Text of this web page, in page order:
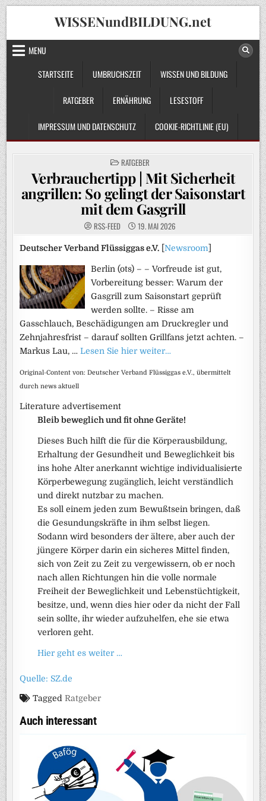
Skip
to
content
WISSENundBILDUNG.net
MENU
STARTSEITE
UMBRUCHSZEIT WISSEN UND BILDUNG
RATGEBER ERNÄHRUNG LESESTOFF
IMPRESSUM UND DATENSCHUTZ COOKIE-RICHTLINIE (EU)
POSTED
IN
RATGEBER
Verbrauchertipp | Mit Sicherheit
angrillen: So gelingt der Saisonstart
mit dem Gasgrill
RSS-FEED 19. MAI 2026
Deutscher Verband Flüssiggas e.V. [Newsroom
Berlin (ots) – – Vorfreude ist gut,
Vorbereitung besser: Warum der
Gasgrill zum Saisonstart geprüft
werden sollte. – Risse am
Gasschlauch, Beschädigungen am Druckregler und
Zehnjahresfrist – darauf sollten Grillfans jetzt achten. –
Markus Lau, …Lesen Sie hier weiter…
Original-Content von: Deutscher Verband Flüssiggas e.V., übermittelt
durch news aktuell
Literature advertisement
Bleib beweglich und fit ohne Geräte!
Dieses Buch hilft die für die Körperausbildung,
Erhaltung der Gesundheit und Beweglichkeit bis
ins hohe Alter anerkannt wichtige individualisierte
Körperbewegung zugänglich, leicht verständlich
und direkt nutzbar zu machen.
Es soll einem jeden zum Bewußtsein bringen, daß
die Gesundungskräfte in ihm selbst liegen.
Sodann wird besonders der ältere, aber auch der
jüngere Körper darin ein sicheres Mittel finden,
sich von Zeit zu Zeit zu vergewissern, ob er noch
nach allen Richtungen hin die volle normale
Freiheit der Beweglichkeit und Lebenstüchtigkeit,
besitze, und, wenn dies hier oder da nicht der Fall
sein sollte, ihr wieder aufzuhelfen, ehe sie etwa
verloren geht.
Hier geht es weiter …
Quelle: SZ.de
TaggedRatgeber
Auch interessant